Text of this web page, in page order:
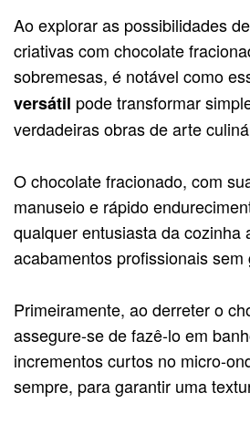
Ao explorar as possibilidades
criativas com chocolate
sobremesas, é notável como
versátil pode transformar
verdadeiras obras de arte
O chocolate fracionado, com
manuseio e rápido
qualquer entusiasta da cozinha
acabamentos profissionais sem
Primeiramente, ao derreter o
assegure-se de fazê-lo em
incrementos curtos no micro-
sempre, para garantir uma